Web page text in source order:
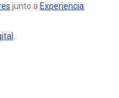
junto a Experiencia